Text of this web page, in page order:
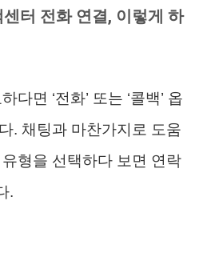
터 전화 연결, 이렇게 하
다면 ‘전화’ 또는 ‘콜백’ 옵
. 채팅과 마찬가지로 도움
형을 선택하다 보면 연락
.